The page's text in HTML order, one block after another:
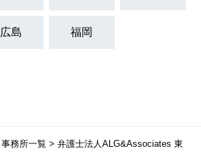
広島 福岡
事務所一覧 > 弁護士法人ALG&Associates 東